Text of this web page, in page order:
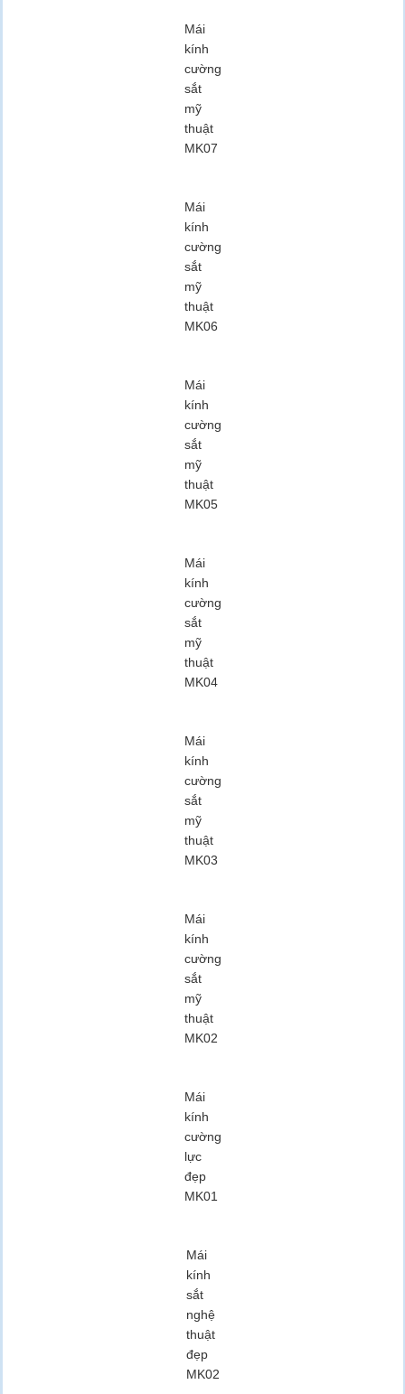
Mái
kính
cường
sắt
mỹ
thuật
MK07
Mái
kính
cường
sắt
mỹ
thuật
MK06
Mái
kính
cường
sắt
mỹ
thuật
MK05
Mái
kính
cường
sắt
mỹ
thuật
MK04
Mái
kính
cường
sắt
mỹ
thuật
MK03
Mái
kính
cường
sắt
mỹ
thuật
MK02
Mái
kính
cường
lực
đẹp
MK01
Mái
kính
sắt
nghệ
thuật
đẹp
MK02